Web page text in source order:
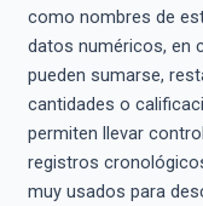
como nombres de
datos numéricos, en
pueden sumarse,
cantidades o
permiten llevar
registros
muy usados para